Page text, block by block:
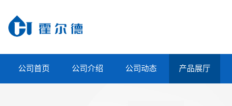
公司首页 公司介绍 公司动态 产品展厅